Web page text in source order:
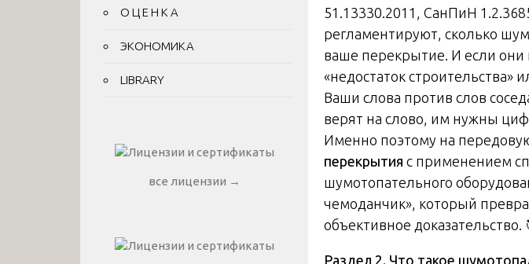
51.13330.2011, СанПиН
регламентируют, сколько
ваше перекрытие. И если они
«недостаток строительства»
Ваши слова против слов
верят на слово, им нужны
Именно поэтому на
перекрытия с применением
шумотопательного
чемоданчик», который
объективное доказательство.
Раздел 2. Что такое
О Ц Е Н К А
ЭКОНОМИКА
LIBRARY
все лицензии →